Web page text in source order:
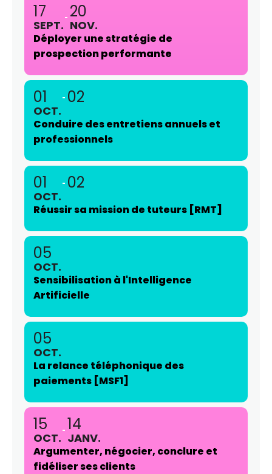
17
SEPT.
20
NOV.
Déployer une stratégie de
prospection performante
01
OCT.
02
Conduire des entretiens annuels et
professionnels
01
OCT.
02
Réussir sa mission de tuteurs [RMT]
05
OCT.
Sensibilisation à l'Intelligence
Artificielle
05
OCT.
La relance téléphonique des
paiements [MSF1]
15
OCT.
14
JANV.
Argumenter, négocier, conclure et
fidéliser ses clients